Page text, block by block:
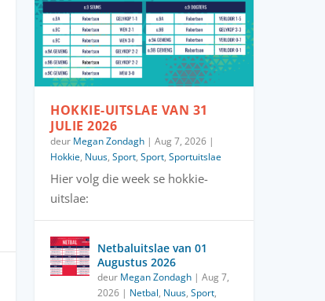
HOKKIE-UITSLAE VAN 31
JULIE 2026
deur Megan Zondagh |Aug 7, 2026 |
Hokkie, Nuus,Sport,Sport,Sportuitslae
Hier volg die week se hokkie-
uitslae:
Netbaluitslae van 01
Augustus 2026
deur Megan Zondagh |Aug 7,
2026 | Netbal, Nuus,Sport,